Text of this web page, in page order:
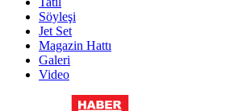
Söyleşi
Jet Set
Magazin Hattı
Galeri
Video